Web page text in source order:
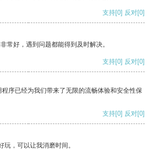
支持[0] 反对[0]
常好，遇到问题都能得到及时解决。
支持[0] 反对[0]
序已经为我们带来了无限的流畅体验和安全性保
支持[0] 反对[0]
玩，可以让我消磨时间。